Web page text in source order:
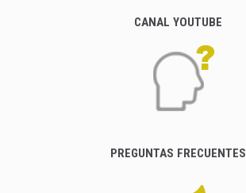
CANAL YOUTUBE
PREGUNTAS FRECUENTES